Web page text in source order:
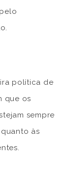
política de
que os
sempre
às